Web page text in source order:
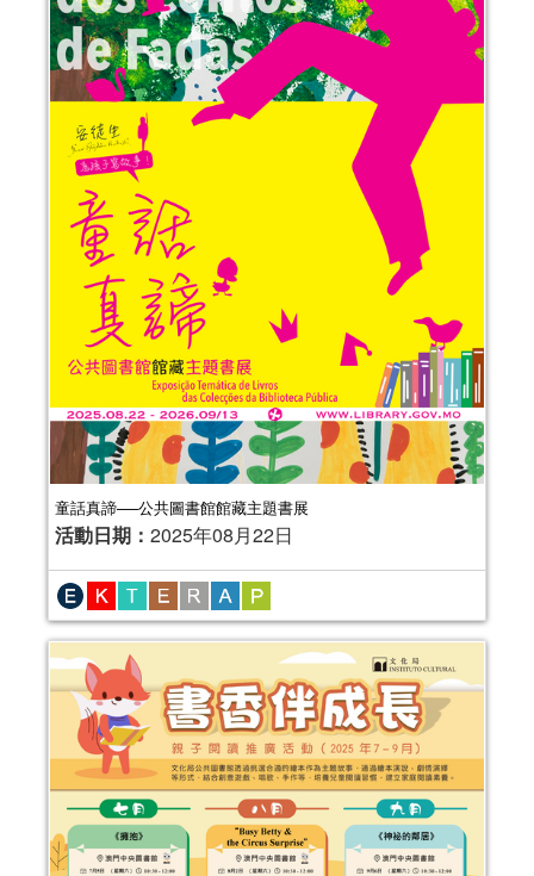
童話真諦──公共圖書館館藏主題書展
活動日期： 2025年08月22日